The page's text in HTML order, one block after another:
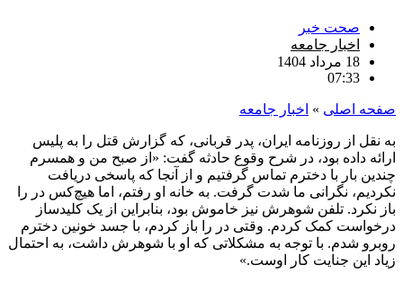
صحت خبر
اخبار جامعه
18 مرداد 1404
07:33
صفحه اصلی » اخبار جامعه
به نقل از روزنامه ایران، پدر قربانی، که گزارش قتل را به پلیس
ارائه داده بود، در شرح وقوع حادثه گفت: «از صبح من و همسرم
چندین بار با دخترم تماس گرفتیم و از آنجا که پاسخی دریافت
نکردیم، نگرانی ما شدت گرفت. به خانه او رفتم، اما هیچ‌کس در را
باز نکرد. تلفن شوهرش نیز خاموش بود، بنابراین از یک کلیدساز
درخواست کمک کردم. وقتی در را باز کردم، با جسد خونین دخترم
روبرو شدم. با توجه به مشکلاتی که او با شوهرش داشت، به احتمال
زیاد این جنایت کار اوست.»